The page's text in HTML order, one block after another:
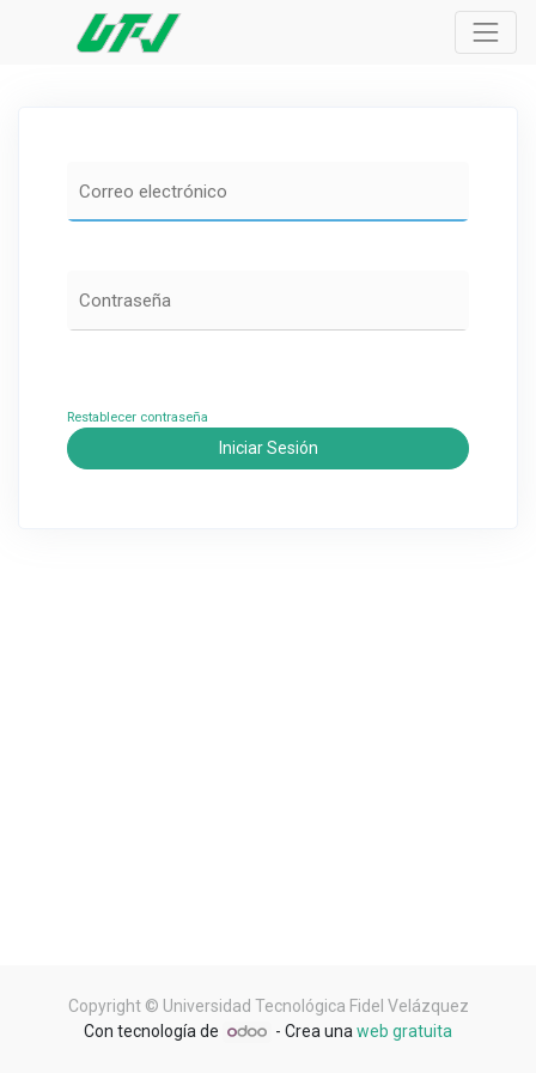
Iniciar Sesión
Restablecer contraseña
Copyright © Universidad Tecnológica Fidel Velázquez
Con tecnología de
- Crea una web gratuita